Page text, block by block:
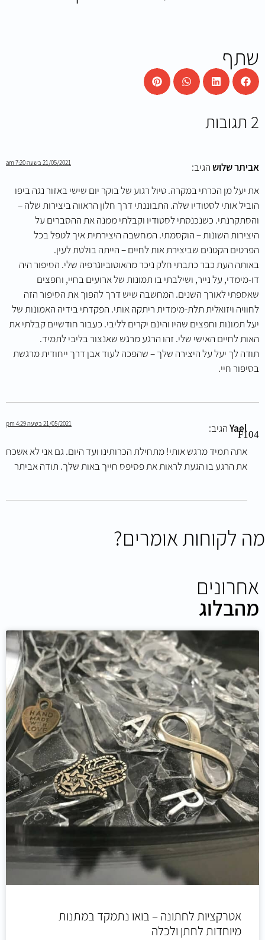
שתף
2 תגובות
אביתר שלושהגיב: 21/05/2021 בשעה 7:20 am
את יעל מן הכרתי במקרה. טיול רגוע של בוקר יום שישי באזור נגה ביפו
הוביל אותי לסטודיו שלה. התבוננתי דרך חלון הראווה ביצירות שלה –
והסתקרנתי. כשנכנסתי לסטודיו וקבלתי ממנה את ההסברים על
היצירות השונות – הוקסמתי. המחשבה היצירתית איך לטפל בכל
הפרטים הקטנים שביצירת אות לחיים – הייתה בולטת לעין.
באותה העת כבר כתבתי חלק ניכר מהאוטוביוגרפיה שלי. הסיפור היה
דו-מימדי, על נייר, ושילבתי בו תמונות של ארועים בחיי, וחפצים
שאספתי לאורך השנים. המחשבה שיש דרך להפוך את הסיפור הזה
לחוויה ויזואלית תלת-מימדית ריתקה אותי. הפקדתי בידיה האמונות של
יעל תמונות וחפצים שהיו והינם יקרים לליבי. כעבור חודשיים קבלתי את
האות לחיים האישי שלי. זהו הרגע מרגש שאנצור בליבי לתמיד.
תודה לך יעל על היצירה שלך – שהפכה לעוד אבן דרך ייחודית מרגשת
בסיפור חיי.
Yaelהגיב: 21/05/2021 בשעה 4:29 pm
אתה תמיד מרגש אותי! מתחילת הכרותינו ועד היום. גם אני לא אשכח
את הרגע בו הגעת לראות את פסיפס חייך באות שלך. תודה אביתר
מה לקוחות אומרים?
אחרונים
מהבלוג
אטרקציות לחתונה – בואו נתמקד במתנות
מיוחדות לחתן ולכלה